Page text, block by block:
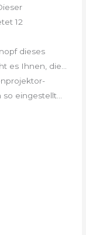
12
dieses
es Ihnen, die...
eingestellt...